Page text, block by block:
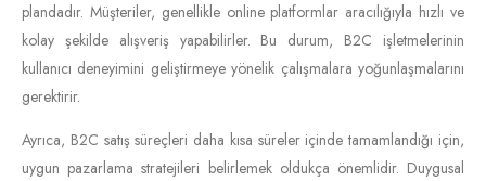
plandadır. Müşteriler, genellikle online platformlar aracılığıyla hızlı ve
kolay şekilde alışveriş yapabilirler. Bu durum, B2C işletmelerinin
kullanıcı deneyimini geliştirmeye yönelik çalışmalara yoğunlaşmalarını
gerektirir.
Ayrıca, B2C satış süreçleri daha kısa süreler içinde tamamlandığı için,
uygun pazarlama stratejileri belirlemek oldukça önemlidir. Duygusal